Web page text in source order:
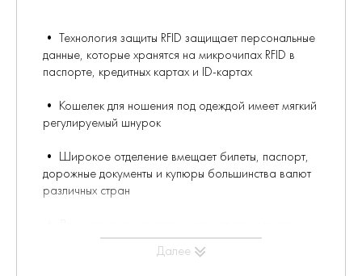
• Технология защиты RFID защищает персональные
данные, которые хранятся на микрочипах RFID в
паспорте, кредитных картах и ID-картах
• Кошелек для ношения под одеждой имеет мягкий
регулируемый шнурок
• Широкое отделение вмещает билеты, паспорт,
дорожные документы и купюры большинства валют
различных стран
мелких предметов
Далее